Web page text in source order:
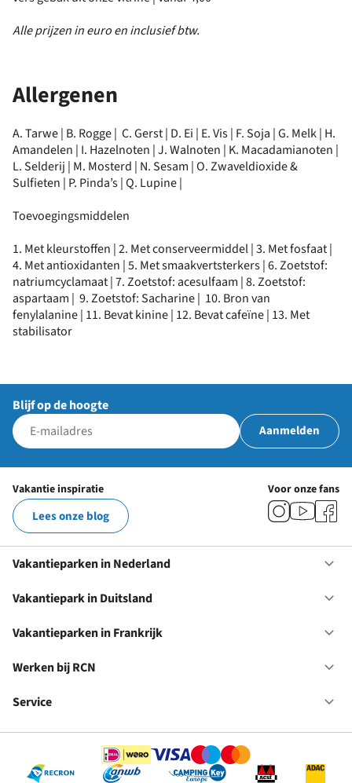
Alle prijzen in euro en inclusief btw.
Allergenen
A. Tarwe | B. Rogge | C. Gerst | D. Ei | E. Vis | F. Soja | G. Melk | H.
Amandelen | I. Hazelnoten | J. Walnoten | K. Macadamianoten |
L. Selderij | M. Mosterd | N. Sesam | O. Zwaveldioxide &
Sulfieten | P. Pinda’s | Q. Lupine |
Toevoegingsmiddelen
1. Met kleurstoffen | 2. Met conserveermiddel | 3. Met fosfaat |
4. Met antioxidanten | 5. Met smaakvertsterkers | 6. Zoetstof:
natriumcyclamaat | 7. Zoetstof: acesulfaam | 8. Zoetstof:
aspartaam | 9. Zoetstof: Sacharine | 10. Bron van
fenylalanine | 11. Bevat kinine | 12. Bevat cafeïne | 13. Met
stabilisator
Blijf op de hoogte
Aanmelden
Vakantie inspiratie
Lees onze blog
Voor onze fans
Vakantieparken in Nederland
Vakantiepark in Duitsland
Vakantieparken in Frankrijk
Werken bij RCN
Service